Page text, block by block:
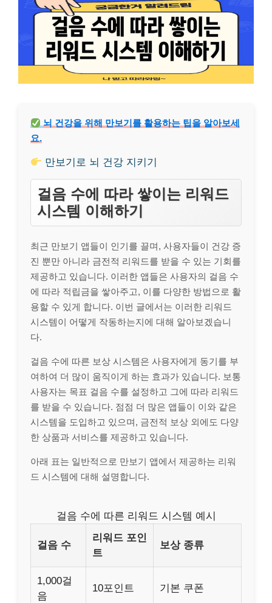
뇌 건강을 위해 만보기를 활용하는 팁을 알아보세
요.
만보기로 뇌 건강 지키기
걸음 수에 따라 쌓이는 리워드
시스템 이해하기
최근 만보기 앱들이 인기를 끌며, 사용자들이 건강 증
진 뿐만 아니라 금전적 리워드를 받을 수 있는 기회를
제공하고 있습니다. 이러한 앱들은 사용자의 걸음 수
에 따라 적립금을 쌓아주고, 이를 다양한 방법으로 활
용할 수 있게 합니다. 이번 글에서는 이러한 리워드
시스템이 어떻게 작동하는지에 대해 알아보겠습니
다.
걸음 수에 따른 보상 시스템은 사용자에게 동기를 부
여하여 더 많이 움직이게 하는 효과가 있습니다. 보통
사용자는 목표 걸음 수를 설정하고 그에 따라 리워드
를 받을 수 있습니다. 점점 더 많은 앱들이 이와 같은
시스템을 도입하고 있으며, 금전적 보상 외에도 다양
한 상품과 서비스를 제공하고 있습니다.
아래 표는 일반적으로 만보기 앱에서 제공하는 리워
드 시스템에 대해 설명합니다.
걸음 수에 따른 리워드 시스템 예시
걸음 수
리워드 포인
트
보상 종류
1,000걸
음
10포인트 기본 쿠폰